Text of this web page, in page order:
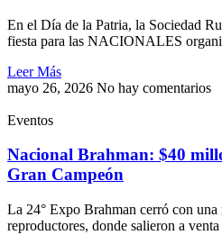
En el Día de la Patria, la Sociedad
fiesta para las NACIONALES
Leer Más
mayo 26, 2026 No hay comentarios
Eventos
Nacional Brahman: $40
Gran Campeón
La 24° Expo Brahman cerró con una
reproductores, donde salieron a